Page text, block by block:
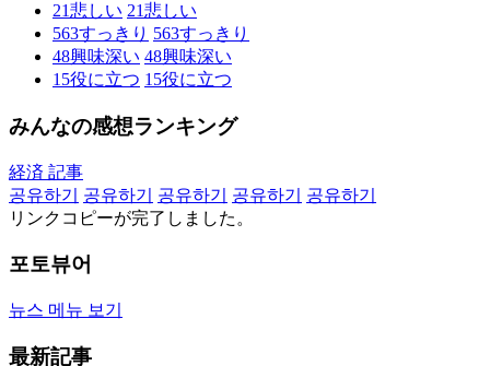
21悲しい 21悲しい
563すっきり 563すっきり
48興味深い 48興味深い
15役に立つ 15役に立つ
みんなの感想ランキング
経済 記事
공유하기
공유하기 공유하기 공유하기
공유하기
リンクコピーが完了しました。
포토뷰어
뉴스 메뉴 보기
最新記事